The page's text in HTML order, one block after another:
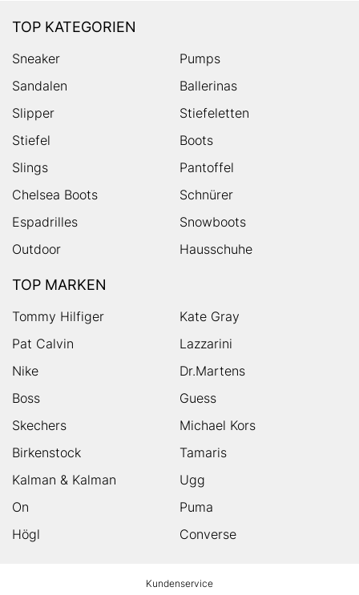
TOP KATEGORIEN
Sneaker
Pumps
Sandalen
Ballerinas
Slipper
Stiefeletten
Stiefel
Boots
Slings
Pantoffel
Chelsea Boots
Schnürer
Espadrilles
Snowboots
Outdoor
Hausschuhe
TOP MARKEN
Tommy Hilfiger
Kate Gray
Pat Calvin
Lazzarini
Nike
Dr.Martens
Boss
Guess
Skechers
Michael Kors
Birkenstock
Tamaris
Kalman & Kalman
Ugg
On
Puma
Högl
Converse
Kundenservice